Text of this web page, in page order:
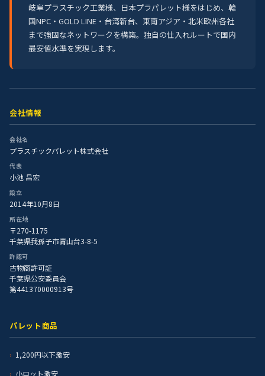
岐阜プラスチック工業様、日本プラパレット様をはじめ、韓
国NPC・GOLD LINE・台湾新台、東南アジア・北米欧州各社
まで強固なネットワークを構築。独自の仕入れルートで国内
最安値水準を実現します。
会社情報
会社名
プラスチックパレット株式会社
代表
小池 昌宏
設立
2014年10月8日
所在地
〒270-1175
千葉県我孫子市青山台3-8-5
許認可
古物商許可証
千葉県公安委員会
第441370000913号
パレット商品
1,200円以下激安
小ロット激安